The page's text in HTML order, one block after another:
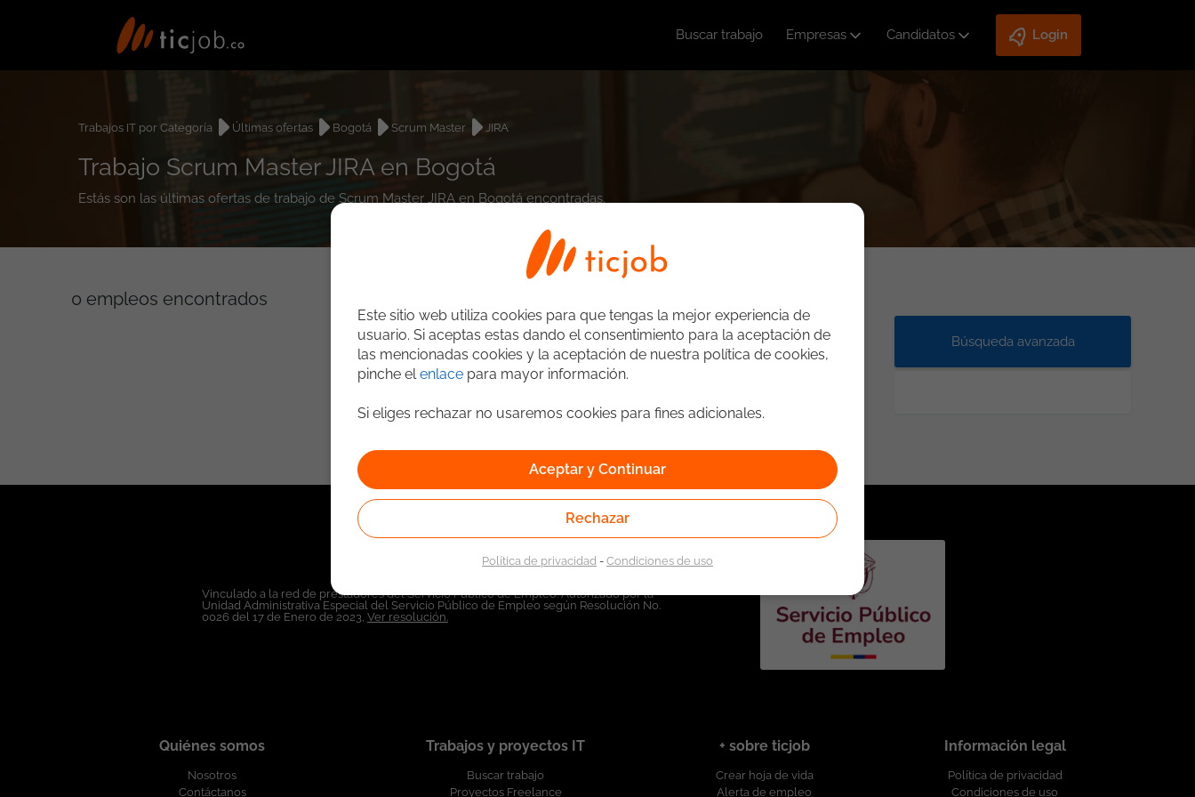
Buscar trabajo Empresas Candidatos Login
Trabajos IT por Categoría Últimas ofertas Bogotá Scrum Master JIRA
Trabajo Scrum Master JIRA en Bogotá
Estás son las últimas ofertas de trabajo de Scrum Master JIRA en Bogotá encontradas.
0 empleos encontrados
Búsqueda avanzada
Vinculado a la red de prestadores del Servicio Público de Empleo. Autorizado por la
Unidad Administrativa Especial del Servicio Público de Empleo según Resolución No.
0026 del 17 de Enero de 2023, Ver resolución.
Quiénes somos
Nosotros
Contáctanos
Trabajos y proyectos IT
Buscar trabajo
Proyectos Freelance
+ sobre ticjob
Crear hoja de vida
Alerta de empleo
Información legal
Política de privacidad
Condiciones de uso
Este sitio web utiliza cookies para que tengas la mejor experiencia de
usuario. Si aceptas estas dando el consentimiento para la aceptación de
las mencionadas cookies y la aceptación de nuestra política de cookies,
pinche elenlace para mayor información.
Si eliges rechazar no usaremos cookies para fines adicionales.
Aceptar y Continuar
Rechazar
Política de privacidad -Condiciones de uso